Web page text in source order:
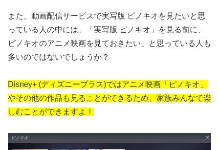
また、動画配信サービスで実写版 ピノキオを見たいと思
っている人の中には、「実写版 ピノキオ」を見る前に、
ピノキオのアニメ映画を見ておきたい」と思っている人も
多いのではないでしょうか？
Disney+ (ディズニープラス)ではアニメ映画「ピノキオ」
やその他の作品も見ることができるため、家族みんなで楽
しむことができますよ！